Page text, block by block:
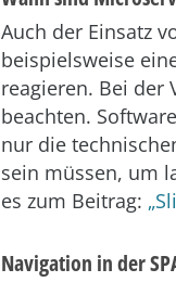
Auch der Einsatz
beispielsweise
reagieren. Bei der
beachten.
nur die
sein müssen, um
es zum Beitrag:
Navigation in der